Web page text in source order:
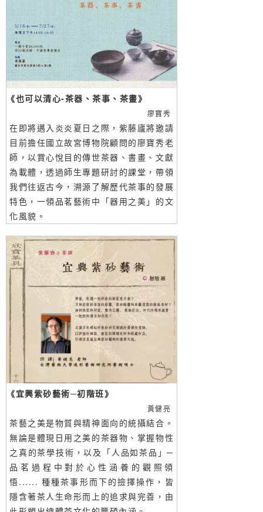
《也可以清心-茶器、茶事、茶畫》
廖寶秀
在即將邁入炎炎夏日之際，紫藤廬將邀請
目前擔任國立故宮博物院顧問的廖寶秀老
師，以賞心悅目的傳世茶器、書畫、文獻
為載體，透過師生專題研討的課堂，帶領
我們往返古今，溯源了解歷代茶事的發展
特色，一領品茗藝術中「器用之美」的文
化風貌。
《宜興紫砂藝術─初階班》
黃健亮
茶藝之美是物質與精神面向的統攝結合。
無論是體現日用之美的茶器物、掌握物性
之真的茶學技術，以及「人品如茶品」─
品茗過程中對於心性涵養的觀照領
悟...... 種種茶事形而下的撿擇操作，皆
隱含著茶人生命形而上的追求與完善，由